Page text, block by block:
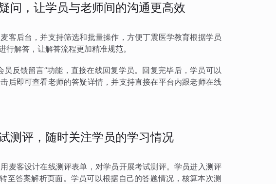
问，让学员与老师间的沟通更高效
客后台，并支持筛选和批量操作，方便丁震医学教育根据学员
解答，让解答流程更加精准规范。
反馈留言”功能，直接在线回复学员。回复完毕后，学员可以
后即可查看老师的答疑详情，并支持直接在平台内跟老师在线
测评，随时关注学员的学习情况
麦客设计在线测评表单，对学员开展考试测评。学员进入测评
至答案解析页面。学员可以根据自己的答题情况，核算本次测